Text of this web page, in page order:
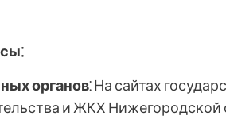
органов⁚ На сайтах
и ЖКХ